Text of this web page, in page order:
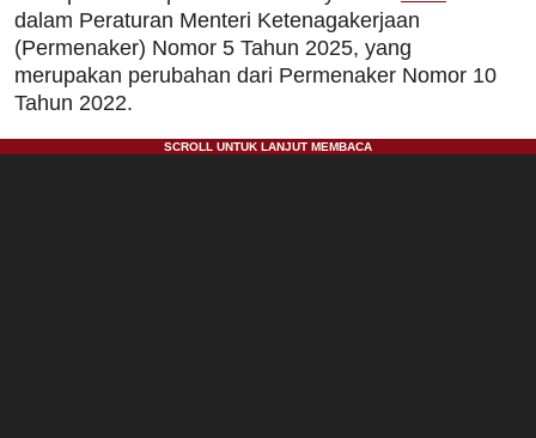
dalam Peraturan Menteri Ketenagakerjaan
(Permenaker) Nomor 5 Tahun 2025, yang
merupakan perubahan dari Permenaker Nomor 10
Tahun 2022.